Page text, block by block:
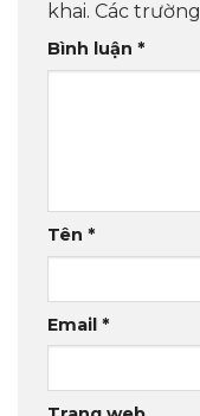
khai. Các
Bình luận *
Tên *
Email *